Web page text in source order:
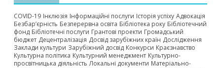
COVID-19 Інклюзія Інформаційні послуги Історія успіху Адвокація
Безбар’єрність Безперервна освіта Бібліотека року Бібліотечний
фонд Бібліотечні послуги Грантові проекти Громадський
бюджет Децентралізація Досвід зарубіжних країн Дослідження
Заклади культури Зарубіжний досвід Конкурси Краєзнавство
Культурна політика Культурний менеджмент Культурно-
просвітницька діяльність Локальні документи Матеріально-